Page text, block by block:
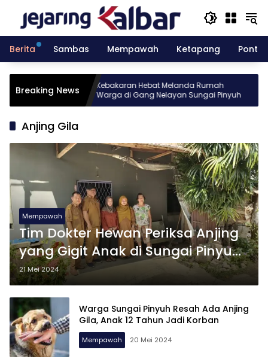
konten
Berita
Sambas Mempawah Ketapang
Breaking News
gelar
10
Kebakaran Hebat Melanda Rumah
Warga di Gang Nelayan Sungai Pinyuh
Anjing Gila
Mempawah
Tim Dokter Hewan Periksa Anjing
yang Gigit Anak di Sungai Pinyuh,
Begini Keterangan Pemilik
21 Mei 2024
Warga Sungai Pinyuh Resah Ada Anjing
Gila, Anak 12 Tahun Jadi Korban
Mempawah 20 Mei 2024